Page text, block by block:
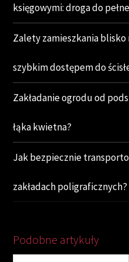
księgowymi: droga do
Zalety zamieszkania
szybkim dostępem do
Zakładanie ogrodu od
łąka kwietna?
Jak bezpiecznie
zakładach poligraficznych?
Podobne artykuły